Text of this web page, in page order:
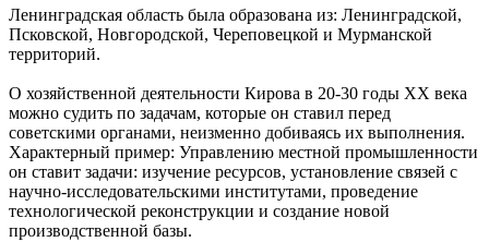
Ленинградская область была образована из: Ленинградской,
Псковской, Новгородской, Череповецкой и Мурманской
территорий.
О хозяйственной деятельности Кирова в 20-30 годы XX века
можно судить по задачам, которые он ставил перед
советскими органами, неизменно добиваясь их выполнения.
Характерный пример: Управлению местной промышленности
он ставит задачи: изучение ресурсов, установление связей с
научно-исследовательскими институтами, проведение
технологической реконструкции и создание новой
производственной базы.